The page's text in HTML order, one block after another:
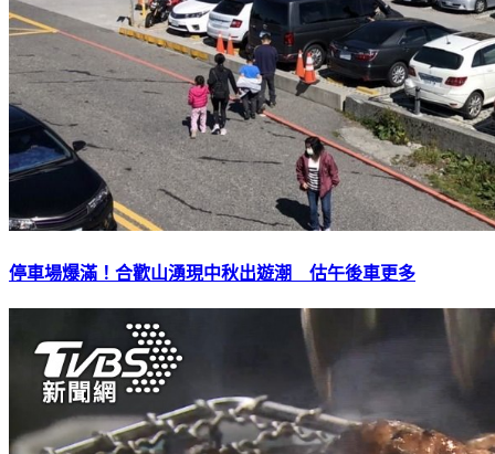
停車場爆滿！合歡山湧現中秋出遊潮 估午後車更多